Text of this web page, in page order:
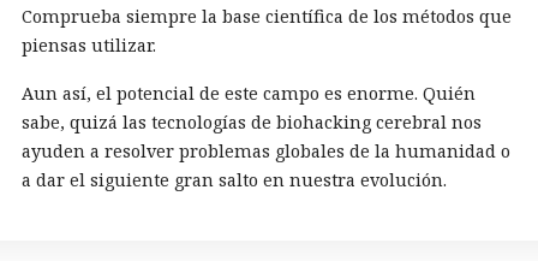
Comprueba siempre la base científica de los métodos que
piensas utilizar.
Aun así, el potencial de este campo es enorme. Quién
sabe, quizá las tecnologías de biohacking cerebral nos
ayuden a resolver problemas globales de la humanidad o
a dar el siguiente gran salto en nuestra evolución.